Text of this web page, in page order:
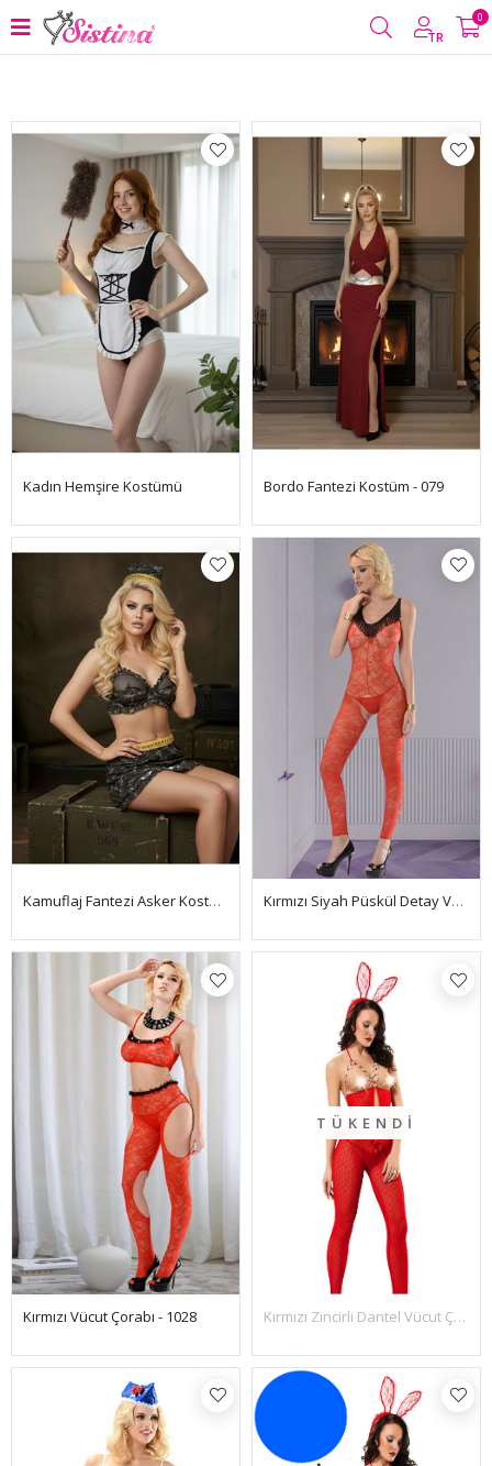
TR
0
Filtrele
Kadın Hemşire Kostümü Bordo Fantezi Kostüm - 079
Kamuflaj Fantezi Asker Kostüm - 4013 Kırmızı Siyah Püskül Detay Vücut Çorabı - 1027
Kırmızı Vücut Çorabı - 1028
TÜKENDI
Kırmızı Zincirli Dantel Vücut Çorabı - 1009